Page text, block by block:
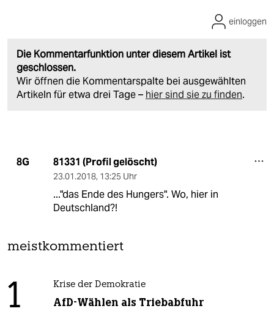
Die Kommentarfunktion unter diesem Artikel ist
geschlossen.
Wir öffnen die Kommentarspalte bei ausgewählten
Artikeln für etwa drei Tage – hier sind sie zu finden.
einloggen
8G 81331 (Profil gelöscht)
23.01.2018, 13:25 Uhr
..."das Ende des Hungers". Wo, hier in
Deutschland?!
meistkommentiert
1 Krise der Demokratie
AfD-Wählen als Triebabfuhr